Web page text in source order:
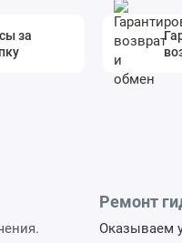
за
Ремонт
Оказываем